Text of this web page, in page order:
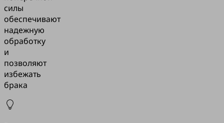
силы
обеспечивают
надежную
обработку
и
позволяют
избежать
брака